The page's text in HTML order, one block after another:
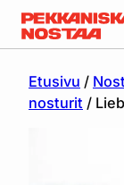
Etusivu /
nosturit /